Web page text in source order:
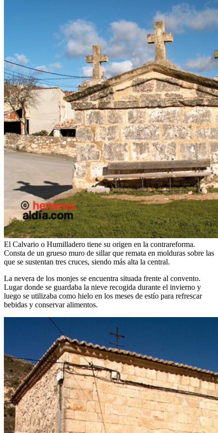
El Calvario o Humilladero tiene su origen en la contrareforma.
Consta de un grueso muro de sillar que remata en molduras sobre las
que se sustentan tres cruces, siendo más alta la central.
La nevera de los monjes se encuentra situada frente al convento.
Lugar donde se guardaba la nieve recogida durante el invierno y
luego se utilizaba como hielo en los meses de estío para refrescar
bebidas y conservar alimentos.